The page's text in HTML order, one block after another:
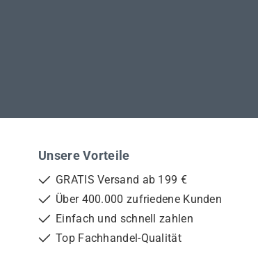
Unsere Vorteile
GRATIS Versand ab 199 €
Über 400.000 zufriedene Kunden
Einfach und schnell zahlen
Top Fachhandel-Qualität